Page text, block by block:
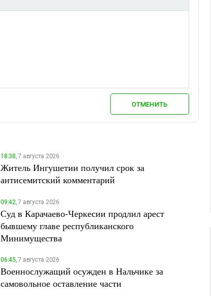
ОТМЕНИТЬ
18:38,7 августа 2026
Житель Ингушетии получил срок за
антисемитский комментарий
09:42,7 августа 2026
Суд в Карачаево-Черкесии продлил арест
бывшему главе республиканского
Минимущества
06:45,7 августа 2026
Военнослужащий осужден в Нальчике за
самовольное оставление части